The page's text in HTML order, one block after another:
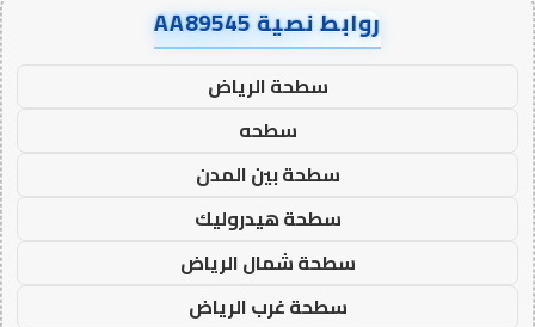
روابط نصية AA89545
سطحة الرياض
سطحه
سطحة بين المدن
سطحة هيدروليك
سطحة شمال الرياض
سطحة غرب الرياض